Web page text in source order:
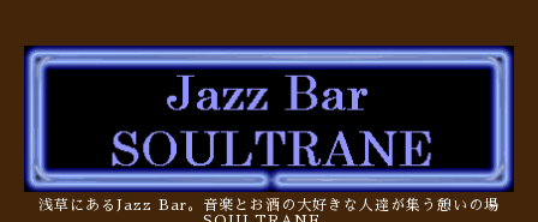
浅草にあるJazz Bar。音楽とお酒の大好きな人達が集う憩いの場